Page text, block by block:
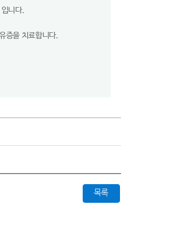
니다.
증을 치료합니다.
목록